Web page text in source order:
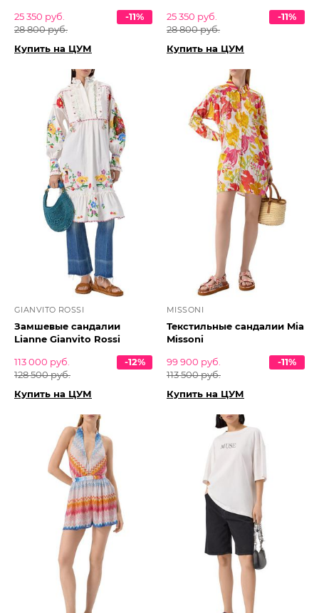
25 350 руб.
28 800 руб.
-11%
Купить на ЦУМ
25 350 руб.
28 800 руб.
-11%
Купить на ЦУМ
GIANVITO ROSSI
Замшевые сандалии
Lianne Gianvito Rossi
113 000 руб.
128 500 руб.
-12%
Купить на ЦУМ
MISSONI
Текстильные сандалии Mia
Missoni
99 900 руб.
113 500 руб.
-11%
Купить на ЦУМ